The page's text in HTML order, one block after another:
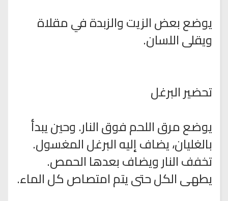
يوضع بعض الزيت والزبدة في مقلاة
ويقلى اللسان.
تحضير البرغل
يوضع مرق اللحم فوق النار. وحين يبدأ
بالغليان، يضاف إليه البرغل المغسول.
تخفف النار ويضاف بعدها الحمص.
يطهى الكل حتى يتم امتصاص كل الماء.